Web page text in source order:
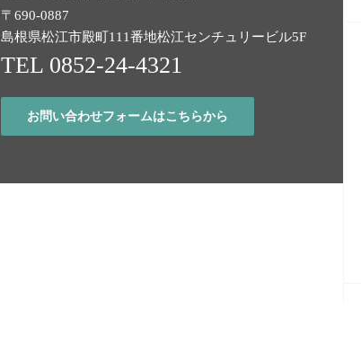
〒690-0887
島根県松江市殿町111番地松江センチュリービル5F
TEL 0852-24-4321
お問い合わせフォームはこちらから